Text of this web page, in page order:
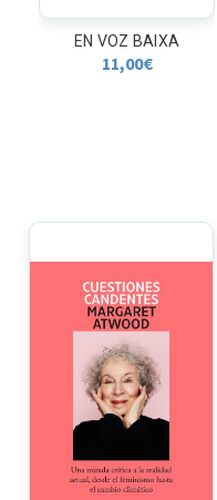
EN VOZ BAIXA
11,00€